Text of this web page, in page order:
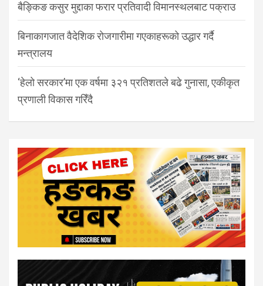
बैङ्किङ कसुर मुद्दाका फरार प्रतिवादी विमानस्थलबाट पक्राउ
बिनाकागजात वैदेशिक रोजगारीमा गएकाहरूको उद्धार गर्दै
मन्त्रालय
‘हेलो सरकार’मा एक वर्षमा ३२१ प्रतिशतले बढे गुनासा, एकीकृत
प्रणाली विकास गरिँदै